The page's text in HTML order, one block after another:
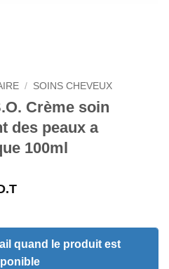
/ SOINS CHEVEUX
Crème soin
des peaux a
100ml
Le
actuel
est :
39.518D.T.
quand le produit est